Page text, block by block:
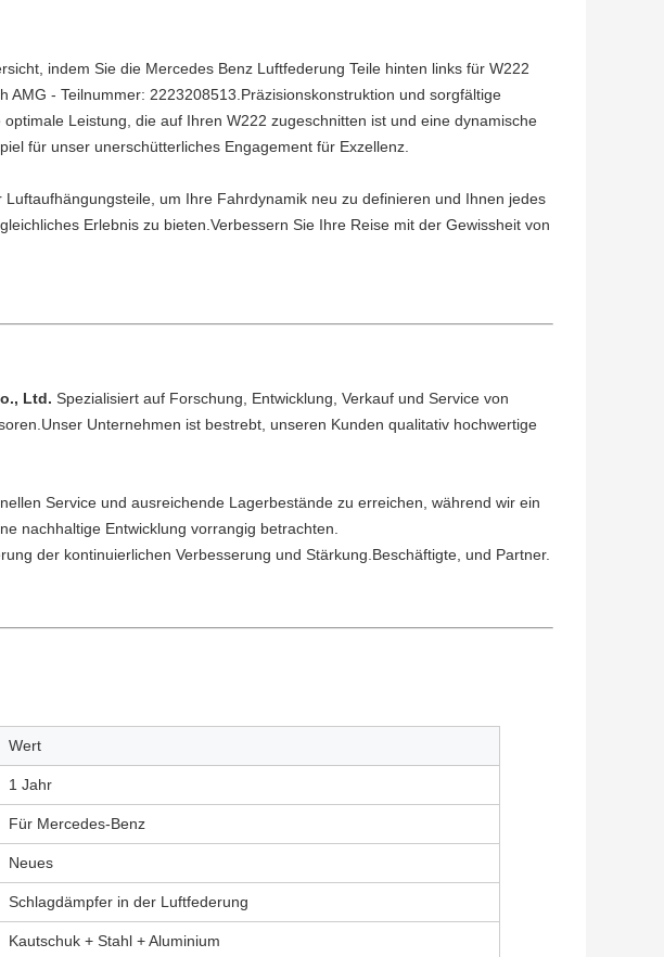
indem Sie die Mercedes Benz Luftfederung Teile hinten links für W222
AMG - Teilnummer: 2223208513.Präzisionskonstruktion und sorgfältige
Leistung, die auf Ihren W222 zugeschnitten ist und eine dynamische
für unser unerschütterliches Engagement für Exzellenz.
um Ihre Fahrdynamik neu zu definieren und Ihnen jedes
Erlebnis zu bieten.Verbessern Sie Ihre Reise mit der Gewissheit von
Ltd. Spezialisiert auf Forschung, Entwicklung, Verkauf und Service von
Unternehmen ist bestrebt, unseren Kunden qualitativ hochwertige
Service und ausreichende Lagerbestände zu erreichen, während wir ein
nachhaltige Entwicklung vorrangig betrachten.
der kontinuierlichen Verbesserung und Stärkung.Beschäftigte, und Partner.
Wert
1 Jahr
Für Mercedes-Benz
Neues
Schlagdämpfer in der Luftfederung
Kautschuk + Stahl + Aluminium